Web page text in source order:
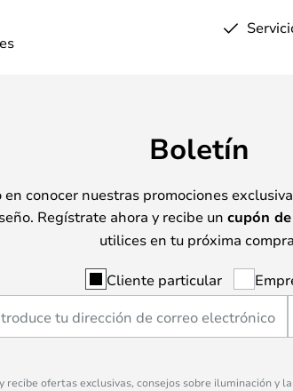
Boletín
en conocer nuestras promociones
Regístrate ahora y recibe un cupón
utilices en tu próxima
Cliente particular
recibe ofertas exclusivas, consejos sobre iluminación y